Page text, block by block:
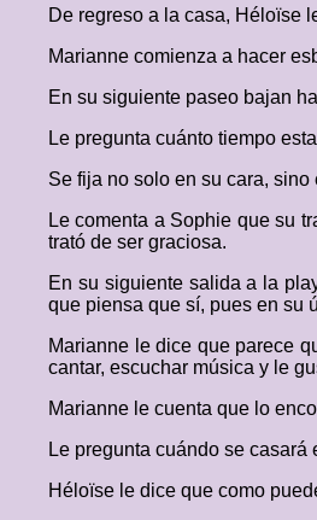
De regreso a la casa, Héloïse
Marianne comienza a hacer
En su siguiente paseo bajan
Le pregunta cuánto tiempo
Se fija no solo en su cara,
Le comenta a Sophie que su
trató de ser graciosa.
En su siguiente salida a la
que piensa que sí, pues en su
Marianne le dice que parece
cantar, escuchar música y le
Marianne le cuenta que lo
Le pregunta cuándo se
Héloïse le dice que como